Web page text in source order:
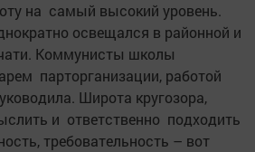
на самый высокий уровень.
освещался в районной и
Коммунисты школы
парторганизации, работой
Широта кругозора,
и ответственно подходить
требовательность – вот